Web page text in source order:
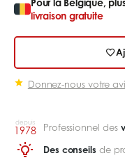
livraison gratuite
Donnez-nous votre
depuis
1978 Professionnel des
Des conseils de